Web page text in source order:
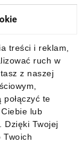
treści i reklam,
ruch w
z naszej
te
lub
Dzięki Twojej
Twoich